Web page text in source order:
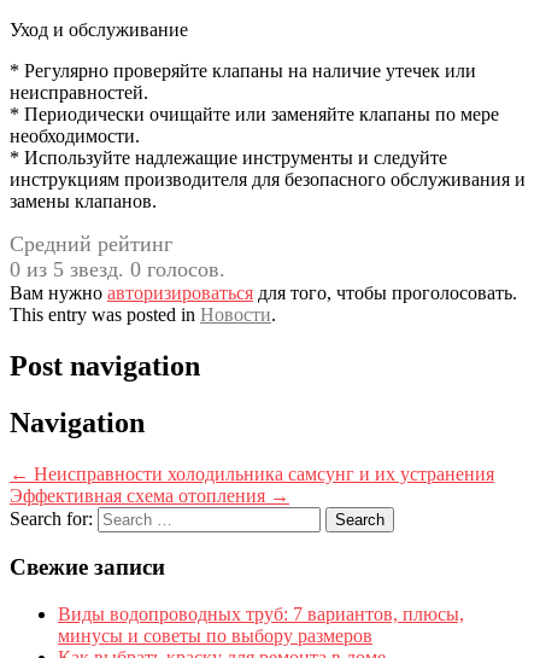
Уход и обслуживание
* Регулярно проверяйте клапаны на наличие утечек или
неисправностей.
* Периодически очищайте или заменяйте клапаны по мере
необходимости.
* Используйте надлежащие инструменты и следуйте
инструкциям производителя для безопасного обслуживания и
замены клапанов.
Средний рейтинг
0 из 5 звезд. 0 голосов.
Вам нужно авторизироваться для того, чтобы проголосовать.
This entry was posted in Новости.
Post navigation
Navigation
← Неисправности холодильника самсунг и их устранения
Эффективная схема отопления →
Search for:
Свежие записи
Виды водопроводных труб: 7 вариантов, плюсы,
минусы и советы по выбору размеров